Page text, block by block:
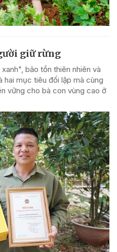
giữ rừng
bảo tồn thiên nhiên và
hai mục tiêu đối lập mà cùng
vững cho bà con vùng cao ở